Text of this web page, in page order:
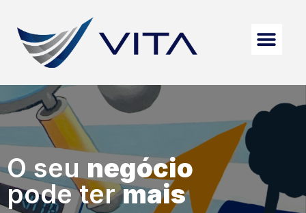
O seu negócio
pode termais